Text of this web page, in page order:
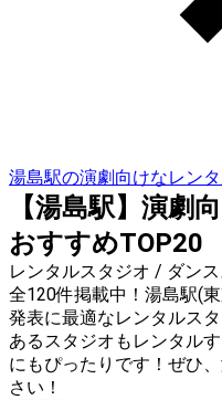
湯島駅の演劇向けなレン
【湯島駅】演劇
おすすめTOP20
レンタルスタジオ / ダン
全120件掲載中！湯島駅(
発表に最適なレンタルス
あるスタジオもレンタル
にもぴったりです！ぜひ
さい！